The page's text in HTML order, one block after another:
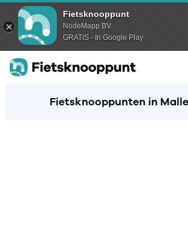
Fietsknooppunt
NodeMapp BV
GRATIS - In Google Play
Fietsknooppunten in Malle